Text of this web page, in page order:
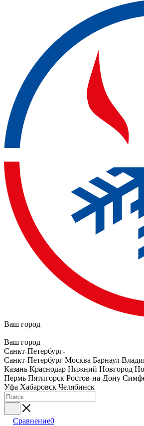
Ваш город
Ваш город
Санкт-Петербург
Санкт-Петербург Москва Барнаул
Казань Краснодар Нижний Новгород
Пермь Пятигорск Ростов-на-Дону
Уфа Хабаровск Челябинск
Сравнение0